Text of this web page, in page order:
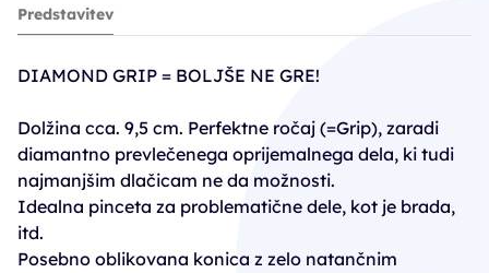
Ruck pinceta - poševna, Diamondgrip
36,91€
Predstavitev
DIAMOND GRIP = BOLJŠE NE GRE!
Dolžina cca. 9,5 cm. Perfektne ročaj (=Grip), zaradi
diamantno prevlečenega oprijemalnega dela, ki tudi
najmanjšim dlačicam ne da možnosti.
Idealna pinceta za problematične dele, kot je brada,
itd.
Posebno oblikovana konica z zelo natančnim